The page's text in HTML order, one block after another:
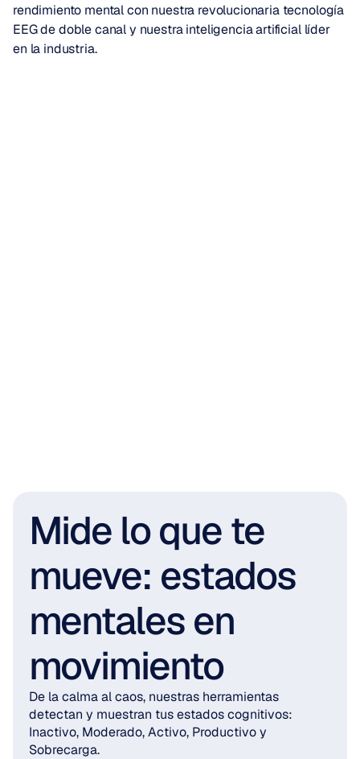
rendimiento mental con nuestra revolucionaria tecnología
EEG de doble canal y nuestra inteligencia artificial líder
en la industria.
Mide lo que te
mueve: estados
mentales en
movimiento
De la calma al caos, nuestras herramientas
detectan y muestran tus estados cognitivos:
Inactivo, Moderado, Activo, Productivo y
Sobrecarga.